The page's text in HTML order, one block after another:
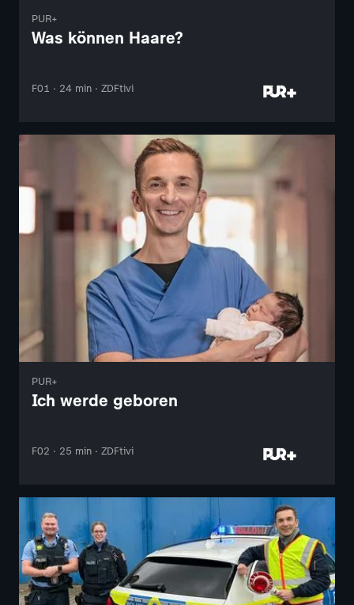
PUR+
Was können Haare?
F01 · 24 min · ZDFtivi
PUR+
Ich werde geboren
F02 · 25 min · ZDFtivi